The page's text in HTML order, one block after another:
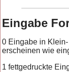
Eingabe
0 Eingabe in
erscheinen wie
1 fettgedruckte